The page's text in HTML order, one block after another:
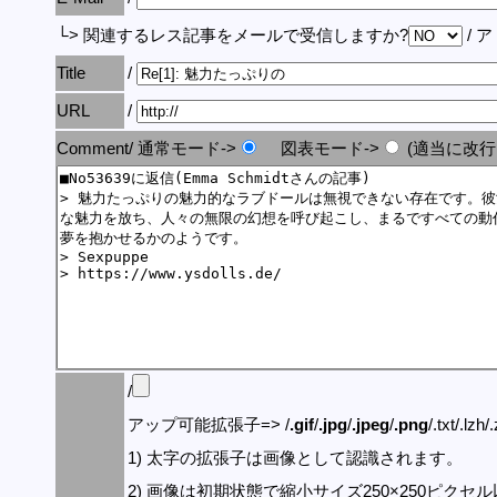
└> 関連するレス記事をメールで受信しますか?
/ ア
Title
/
URL
/
Comment/ 通常モード->
図表モード-> (適当に改
/
アップ可能拡張子=> /.gif/.jpg/.jpeg/.png/.txt/.lzh/
1) 太字の拡張子は画像として認識されます。
2) 画像は初期状態で縮小サイズ250×250ピクセ